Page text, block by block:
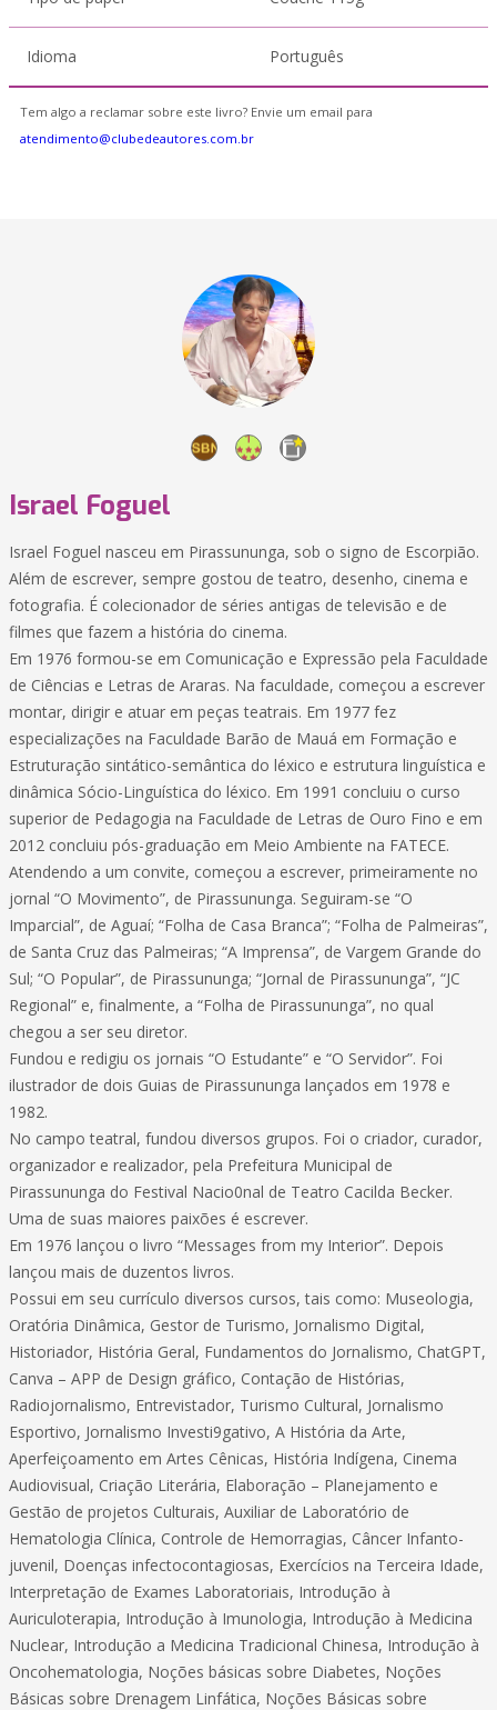
Idioma Português
Tem algo a reclamar sobre este livro? Envie um email para
atendimento@clubedeautores.com.br
Israel Foguel
Israel Foguel nasceu em Pirassununga, sob o signo de Escorpião.
Além de escrever, sempre gostou de teatro, desenho, cinema e
fotografia. É colecionador de séries antigas de televisão e de
filmes que fazem a história do cinema.
Em 1976 formou-se em Comunicação e Expressão pela Faculdade
de Ciências e Letras de Araras. Na faculdade, começou a escrever
montar, dirigir e atuar em peças teatrais. Em 1977 fez
especializações na Faculdade Barão de Mauá em Formação e
Estruturação sintático-semântica do léxico e estrutura linguística e
dinâmica Sócio-Linguística do léxico. Em 1991 concluiu o curso
superior de Pedagogia na Faculdade de Letras de Ouro Fino e em
2012 concluiu pós-graduação em Meio Ambiente na FATECE.
Atendendo a um convite, começou a escrever, primeiramente no
jornal “O Movimento”, de Pirassununga. Seguiram-se “O
Imparcial”, de Aguaí; “Folha de Casa Branca”; “Folha de Palmeiras”,
de Santa Cruz das Palmeiras; “A Imprensa”, de Vargem Grande do
Sul; “O Popular”, de Pirassununga; “Jornal de Pirassununga”, “JC
Regional” e, finalmente, a “Folha de Pirassununga”, no qual
chegou a ser seu diretor.
Fundou e redigiu os jornais “O Estudante” e “O Servidor”. Foi
ilustrador de dois Guias de Pirassununga lançados em 1978 e
1982.
No campo teatral, fundou diversos grupos. Foi o criador, curador,
organizador e realizador, pela Prefeitura Municipal de
Pirassununga do Festival Nacio0nal de Teatro Cacilda Becker.
Uma de suas maiores paixões é escrever.
Em 1976 lançou o livro “Messages from my Interior”. Depois
lançou mais de duzentos livros.
Possui em seu currículo diversos cursos, tais como: Museologia,
Oratória Dinâmica, Gestor de Turismo, Jornalismo Digital,
Historiador, História Geral, Fundamentos do Jornalismo, ChatGPT,
Canva – APP de Design gráfico, Contação de Histórias,
Radiojornalismo, Entrevistador, Turismo Cultural, Jornalismo
Esportivo, Jornalismo Investi9gativo, A História da Arte,
Aperfeiçoamento em Artes Cênicas, História Indígena, Cinema
Audiovisual, Criação Literária, Elaboração – Planejamento e
Gestão de projetos Culturais, Auxiliar de Laboratório de
Hematologia Clínica, Controle de Hemorragias, Câncer Infanto-
juvenil, Doenças infectocontagiosas, Exercícios na Terceira Idade,
Interpretação de Exames Laboratoriais, Introdução à
Auriculoterapia, Introdução à Imunologia, Introdução à Medicina
Nuclear, Introdução a Medicina Tradicional Chinesa, Introdução à
Oncohematologia, Noções básicas sobre Diabetes, Noções
Básicas sobre Drenagem Linfática, Noções Básicas sobre